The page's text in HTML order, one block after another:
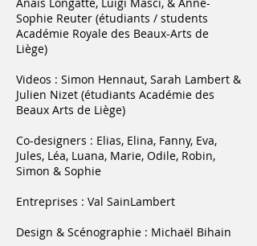
Sophie Reuter (étudiants / students
Académie Royale des Beaux-Arts de
Liège)
Videos : Simon Hennaut, Sarah Lambert &
Julien Nizet (étudiants Académie des
Beaux Arts de Liège)
Co-designers : Elias, Elina, Fanny, Eva,
Jules, Léa, Luana, Marie, Odile, Robin,
Simon & Sophie
Entreprises : Val SainLambert
Design & Scénographie : Michaël Bihain